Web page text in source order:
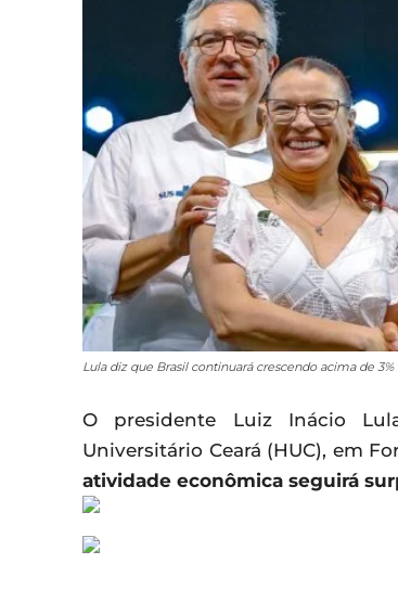
Lula diz que Brasil continuará crescendo acima de 3%
O presidente Luiz Inácio
Universitário Ceará (HUC), em
atividade econômica seguirá